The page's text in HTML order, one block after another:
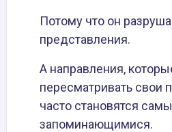
Потому что он
представления.
А направления,
пересматривать свои
часто становятся
запоминающимися.